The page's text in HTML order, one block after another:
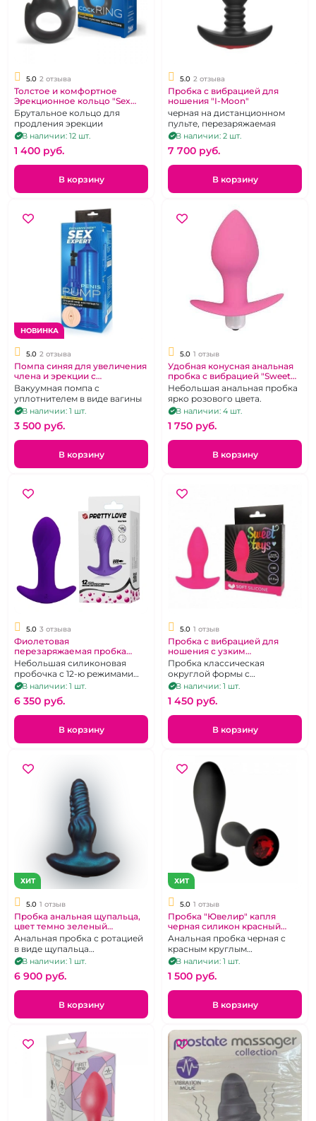
5.0 2 отзыва
Толстое и комфортное
Эрекционное кольцо "Sex
Expert" Корона
Брутальное кольцо для
продления эрекции
В наличии: 12 шт.
1 400 pуб.
В корзину
5.0 2 отзыва
Пробка с вибрацией для
ношения "I-Moon"
черная на дистанционном
пульте, перезаряжаемая
В наличии: 2 шт.
7 700 pуб.
В корзину
НОВИНКА
5.0 2 отзыва
Помпа синяя для увеличения
члена и эрекции с
уплотнителем "Sex Expert"
Вакуумная помпа с
уплотнителем в виде вагины
В наличии: 1 шт.
3 500 pуб.
В корзину
5.0 1 отзыв
Удобная конусная анальная
пробка с вибрацией "Sweet
toys" розового цвета.
Небольшая анальная пробка
ярко розового цвета.
В наличии: 4 шт.
1 750 pуб.
В корзину
5.0 3 отзыва
Фиолетовая
перезаряжаемая пробка
"Pretty love" Morton
Небольшая силиконовая
пробочка с 12-ю режимами
вибрации
В наличии: 1 шт.
6 350 pуб.
В корзину
5.0 1 отзыв
Пробка с вибрацией для
ношения с узким
ограничителем "Sweet toys"
розовая
Пробка классическая
округлой формы с
ограничителем
В наличии: 1 шт.
1 450 pуб.
В корзину
ХИТ
5.0 1 отзыв
Пробка анальная щупальца,
цвет темно зеленый
металлик
Анальная пробка с ротацией
в виде щупальца
перезаряжаемая, 9 режимов
работы, на д/у пульте,
подключается к приложению
В наличии: 1 шт.
6 900 pуб.
В корзину
ХИТ
5.0 1 отзыв
Пробка "Ювелир" капля
черная силикон красный
кристалл S
Анальная пробка черная с
красным круглым
кристаллом капля размер S
В наличии: 1 шт.
1 500 pуб.
В корзину